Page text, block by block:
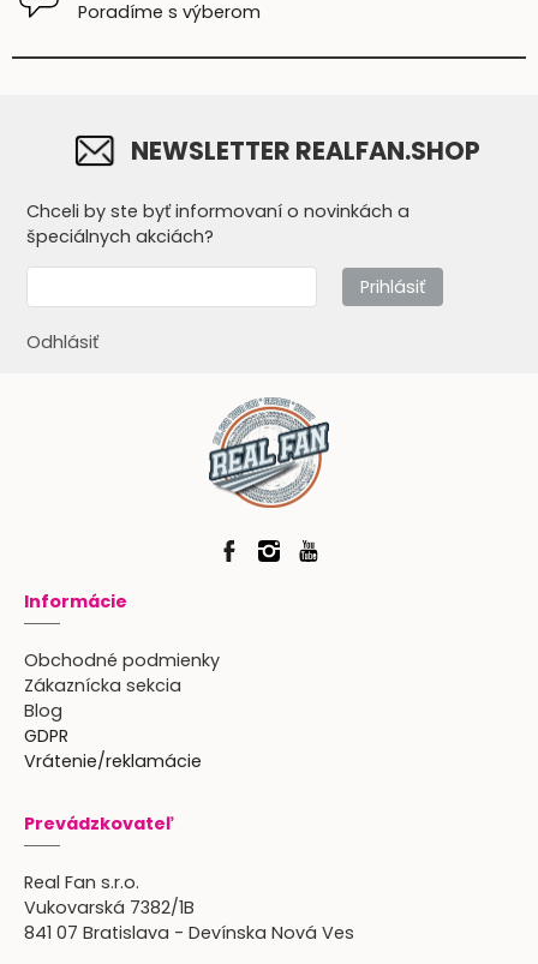
Poradíme s výberom
NEWSLETTER REALFAN.SHOP
Chceli by ste byť informovaní o novinkách a
špeciálnych akciách?
Prihlásiť
Odhlásiť
Informácie
Obchodné podmienky
Zákaznícka sekcia
Blog
GDPR
Vrátenie/reklamácie
Prevádzkovateľ
Real Fan s.r.o.
Vukovarská 7382/1B
841 07 Bratislava - Devínska Nová Ves